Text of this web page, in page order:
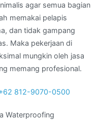
agar semua bagian
memakai pelapis
dan tidak gampang
Maka pekerjaan di
mungkin oleh jasa
memang profesional.
Waterproofing